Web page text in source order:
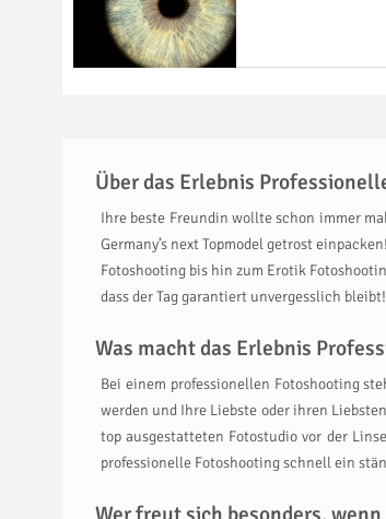
Über das Erlebnis
Ihre beste Freundin wollte schon immer
Germany’s next Topmodel getrost
Fotoshooting bis hin zum Erotik
dass der Tag garantiert unvergesslich bleibt!
Was macht das Erlebnis
Bei einem professionellen Fotoshooting
werden und Ihre Liebste oder ihren
top ausgestatteten Fotostudio vor der
professionelle Fotoshooting schnell ein